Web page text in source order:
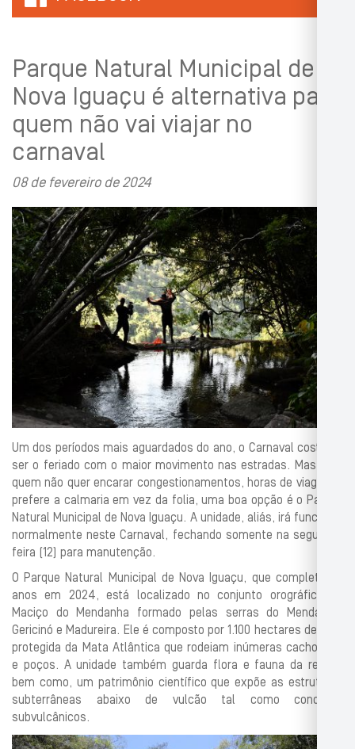
Parque Natural Municipal de
Nova Iguaçu é alternativa para
quem não vai viajar no
carnaval
08 de fevereiro de 2024
Um dos períodos mais aguardados do ano, o Carnaval costuma
ser o feriado com o maior movimento nas estradas. Mas para
quem não quer encarar congestionamentos, horas de viagem e
prefere a calmaria em vez da folia, uma boa opção é o Parque
Natural Municipal de Nova Iguaçu. A unidade, aliás, irá funcionar
normalmente neste Carnaval, fechando somente na segunda-
feira (12) para manutenção.
O Parque Natural Municipal de Nova Iguaçu, que completa 26
anos em 2024, está localizado no conjunto orográfico do
Maciço do Mendanha formado pelas serras do Mendanha,
Gericinó e Madureira. Ele é composto por 1.100 hectares de área
protegida da Mata Atlântica que rodeiam inúmeras cachoeiras
e poços. A unidade também guarda flora e fauna da região,
bem como, um patrimônio científico que expõe as estruturas
subterrâneas abaixo de vulcão tal como condutos
subvulcânicos.